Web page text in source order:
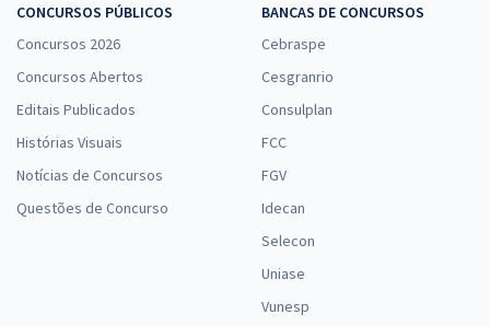
CONCURSOS PÚBLICOS
Concursos 2026
Concursos Abertos
Editais Publicados
Histórias Visuais
Notícias de Concursos
Questões de Concurso
BANCAS DE CONCURSOS
Cebraspe
Cesgranrio
Consulplan
FCC
FGV
Idecan
Selecon
Uniase
Vunesp